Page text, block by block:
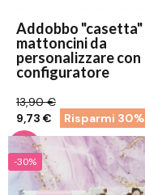
Addobbo "casetta"
mattoncini da
personalizzare con
configuratore
13,90 €
9,73 €
Risparmi 30%
-30%